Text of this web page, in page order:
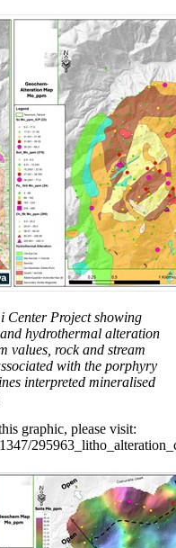
Center Project showing
hydrothermal alteration
values, rock and stream
with the porphyry
interpreted mineralised
graphic, please visit: